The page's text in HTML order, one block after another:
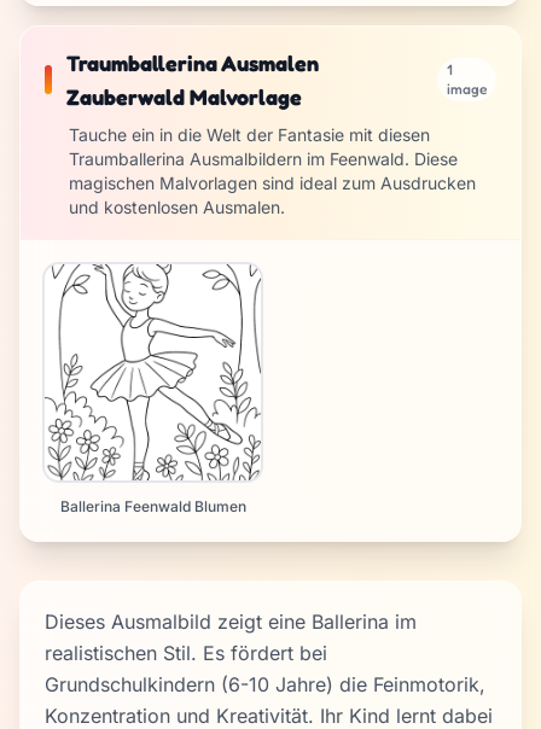
Traumballerina Ausmalen
Zauberwald Malvorlage
1
image
Tauche ein in die Welt der Fantasie mit diesen
Traumballerina Ausmalbildern im Feenwald. Diese
magischen Malvorlagen sind ideal zum Ausdrucken
und kostenlosen Ausmalen.
Ballerina Feenwald Blumen
Dieses Ausmalbild zeigt eine Ballerina im
realistischen Stil. Es fördert bei
Grundschulkindern (6-10 Jahre) die Feinmotorik,
Konzentration und Kreativität. Ihr Kind lernt dabei